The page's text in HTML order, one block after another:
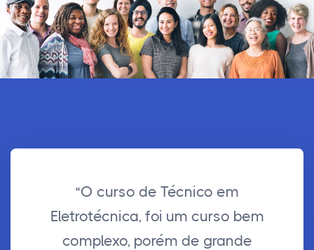
“O curso de Técnico em
Eletrotécnica, foi um curso bem
complexo, porém de grande